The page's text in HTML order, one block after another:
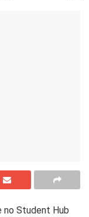
no Student Hub